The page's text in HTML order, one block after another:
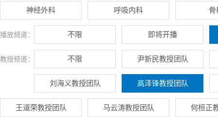
神经外科 呼吸内科 骨
播放频道： 不限 即将开播
教授频道： 不限 尹新民教授团队
刘海义教授团队 高泽锋教授团队
王道荣教授团队 马云涛教授团队 何桓正